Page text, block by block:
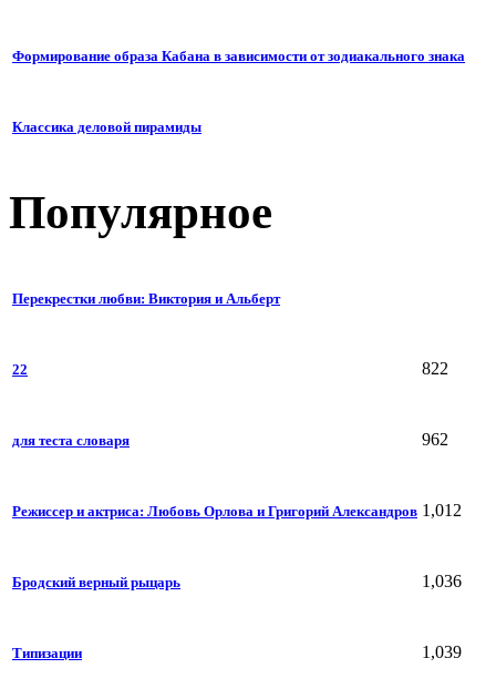
Формирование образа Кабана в зависимости от зодиакального знака
Классика деловой пирамиды
Популярное
Перекрестки любви: Виктория и Альберт
22 822
для теста словаря 962
Режиссер и актриса: Любовь Орлова и Григорий Александров 1,012
Бродский верный рыцарь 1,036
Типизации 1,039